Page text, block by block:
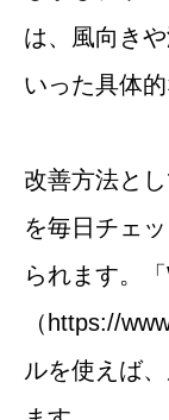
は、風向き
いった具体
改善方法と
を毎日チェ
られます。「
（ https://
ルを使えば